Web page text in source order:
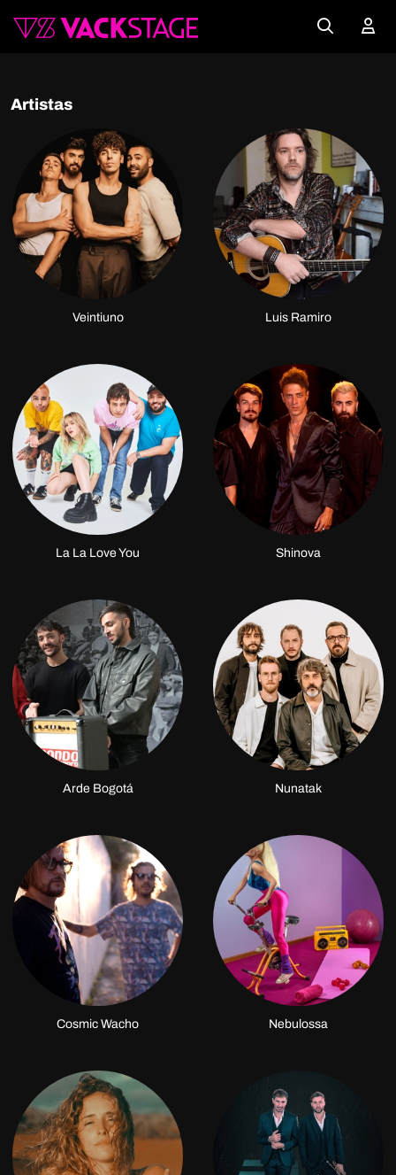
Artistas
Veintiuno Luis Ramiro
La La Love You Shinova
Arde Bogotá Nunatak
Cosmic Wacho Nebulossa